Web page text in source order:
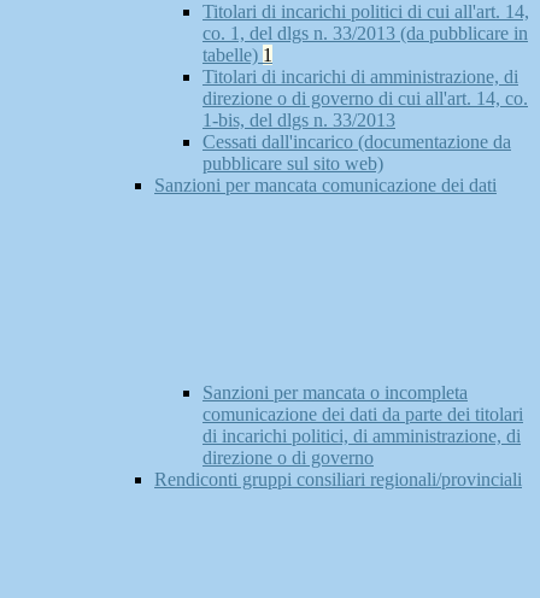
Titolari di incarichi politici di cui all'art. 14,
co. 1, del dlgs n. 33/2013 (da pubblicare in
tabelle) 1
Titolari di incarichi di amministrazione, di
direzione o di governo di cui all'art. 14, co.
1-bis, del dlgs n. 33/2013
Cessati dall'incarico (documentazione da
pubblicare sul sito web)
Sanzioni per mancata comunicazione dei dati
Sanzioni per mancata o incompleta
comunicazione dei dati da parte dei titolari
di incarichi politici, di amministrazione, di
direzione o di governo
Rendiconti gruppi consiliari regionali/provinciali